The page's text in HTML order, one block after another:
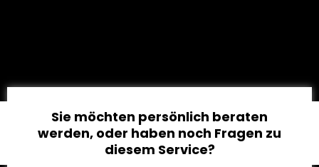
Sie möchten persönlich beraten
werden, oder haben noch Fragen zu
diesem Service?